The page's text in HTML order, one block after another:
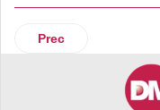
Articolo
Prec